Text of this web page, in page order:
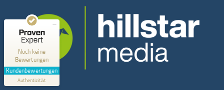
Kontakt
Noch keine
Bewertungen
Kundenbewertungen
Authentizität
MANGELHAFT
0,00 / 5,00
Erfahren Sie mehr über dieses Bewertungssiegel
Profil ansehen